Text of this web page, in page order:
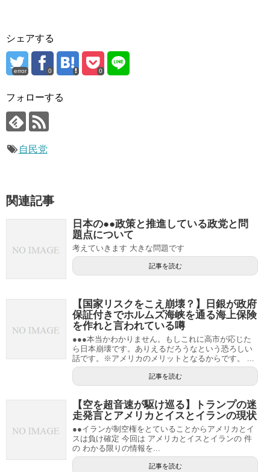
シェアする
error 0 0
フォローする
自民党
関連記事
日本の●●政策と推進している政党と問
題点について
考えていきます 大きな問題です
記事を読む
【国家リスクをこえ崩壊？】日銀が政府
保証付きでホルムズ海峡を通る海上保険
を作れと言われている噂
●●●本当かわかりません。もしこれに高市が応じた
ら日本崩壊です。ありえるだろうなという恐ろしい
話です。※アメリカのメリットとなるからです。 ...
記事を読む
【空を超音速が駆け巡る】トランプの迷
走発言とアメリカとイスとイランの現状
●●イランが制空権をとていることからアメリカとイ
スは負け確定 今回は アメリカとイスとイランの 件
の わかる限りの情報を...
記事を読む